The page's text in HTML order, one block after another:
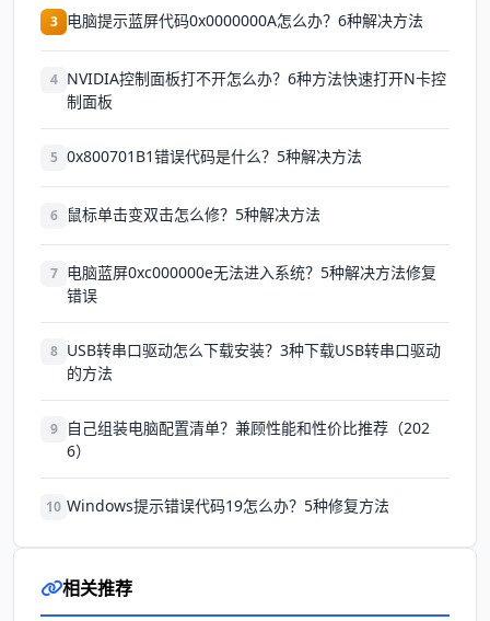
3 电脑提示蓝屏代码0x0000000A怎么办？6种解决方法
4 NVIDIA控制面板打不开怎么办？6种方法快速打开N卡控
制面板
5 0x800701B1错误代码是什么？5种解决方法
6 鼠标单击变双击怎么修？5种解决方法
7 电脑蓝屏0xc000000e无法进入系统？5种解决方法修复
错误
8 USB转串口驱动怎么下载安装？3种下载USB转串口驱动
的方法
9
自己组装电脑配置清单？兼顾性能和性价比推荐（202
6）
10 Windows提示错误代码19怎么办？5种修复方法
相关推荐